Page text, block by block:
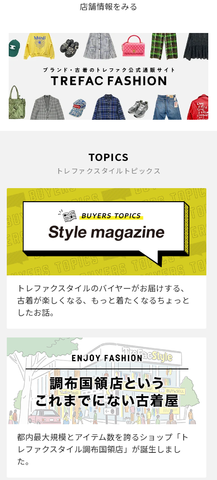
店舗情報をみる
TOPICS
トレファクスタイルトピックス
トレファクスタイルのバイヤーがお届けする、
古着が楽しくなる、もっと着たくなるちょっと
したお話。
都内最大規模とアイテム数を誇るショップ「ト
レファクスタイル調布国領店」が誕生しまし
た。